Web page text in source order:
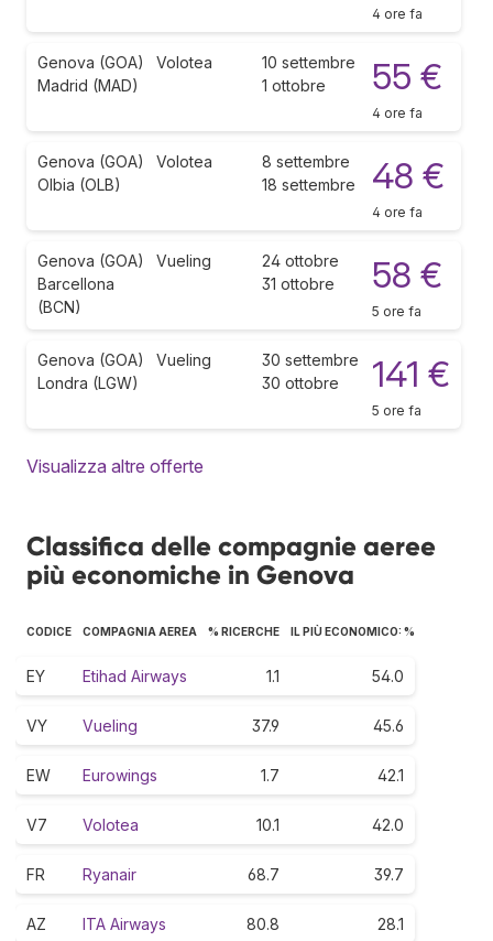
4 ore fa
Genova (GOA)
Madrid (MAD)
Volotea
10 settembre
1 ottobre
55 €
4 ore fa
Genova (GOA)
Olbia (OLB)
Volotea
8 settembre
18 settembre
48 €
4 ore fa
Genova (GOA)
Barcellona
(BCN)
Vueling
24 ottobre
31 ottobre
58 €
5 ore fa
Genova (GOA)
Londra (LGW)
Vueling
30 settembre
30 ottobre
141 €
5 ore fa
Visualizza altre offerte
Classifica delle compagnie aeree
più economiche in Genova
CODICE COMPAGNIA AEREA % RICERCHE IL PIÙ ECONOMICO: %
EY Etihad Airways 1.1 54.0
VY Vueling 37.9 45.6
EW Eurowings 1.7 42.1
V7 Volotea 10.1 42.0
FR Ryanair 68.7 39.7
AZ ITA Airways 80.8 28.1